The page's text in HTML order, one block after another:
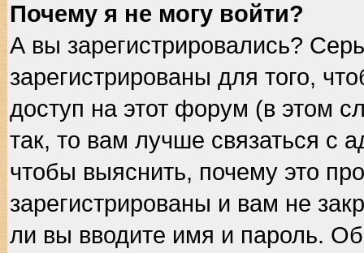
Почему я не могу войти?
А вы зарегистрировались?
зарегистрированы для того,
доступ на этот форум (в этом
так, то вам лучше связаться с
чтобы выяснить, почему это
зарегистрированы и вам не
ли вы вводите имя и пароль.